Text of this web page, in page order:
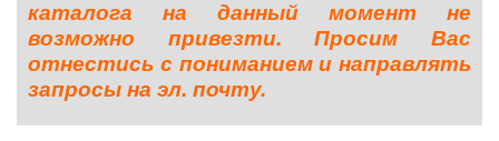
каталога на данный момент не
возможно привезти. Просим Вас
отнестись с пониманием и направлять
запросы на эл. почту.